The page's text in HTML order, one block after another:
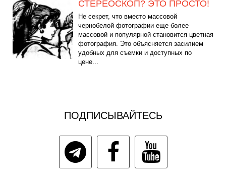
СТЕРЕОСКОП? ЭТО ПРОСТО!
Не секрет, что вместо массовой
чернобелой фотографии еще более
массовой и популярной становится цветная
фотография. Это объясняется засилием
удобных для съемки и доступных по
цене...
ПОДПИСЫВАЙТЕСЬ